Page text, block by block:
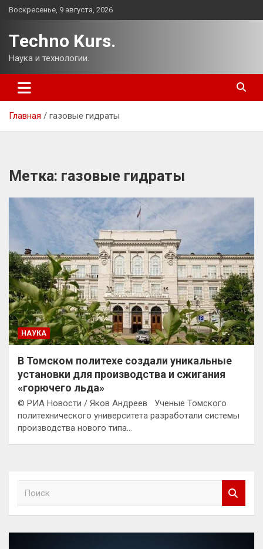
Перейти
Воскресенье, 9 августа, 2026
Techno Kurs.
Наука и технологии.
Главная газовые гидраты
Метка: газовые гидраты
НАУКА
В Томском политехе создали уникальные
установки для производства и сжигания
«горючего льда»
© РИА Новости / Яков Андреев Ученые Томского
политехнического университета разработали системы
производства нового типа…
к